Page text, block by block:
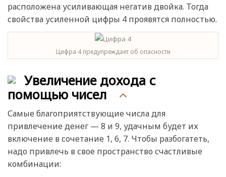
расположена усиливающая негатив двойка. Тогда
свойства усиленной цифры 4 проявятся полностью.
Цифра 4 предупреждает об опасности
Увеличение дохода с
помощью чисел
Самые благоприятствующие числа для
привлечение денег — 8 и 9, удачным будет их
включение в сочетание 1, 6, 7. Чтобы разбогатеть,
надо привлечь в свое пространство счастливые
комбинации: